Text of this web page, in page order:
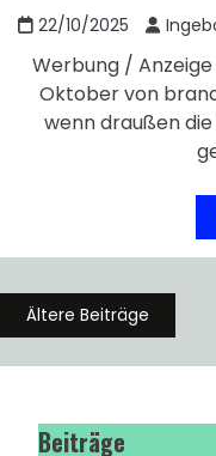
22/10/2025
Werbung /
Oktober von
wenn draußen
Ältere Beiträge
Beiträge